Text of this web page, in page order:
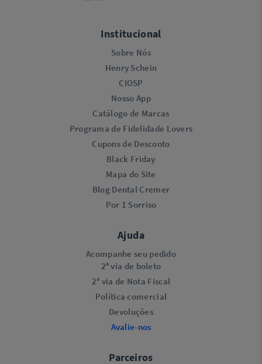
Institucional
Sobre Nós
Henry Schein
CIOSP
Nosso App
Catálogo de Marcas
Programa de Fidelidade Lovers​
Cupons de Desconto
Black Friday
Mapa do Site
Blog Dental Cremer
Por 1 Sorriso
Ajuda
Acompanhe seu pedido
2ª via de boleto
2ª via de Nota Fiscal
Política comercial
Devoluções
Avalie-nos
Parceiros